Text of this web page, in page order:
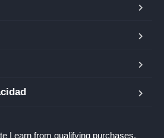
I earn from qualifying purchases.